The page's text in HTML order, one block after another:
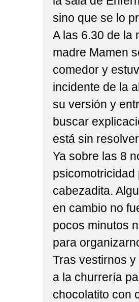
sino que se lo
A las 6.30 de la
madre Mamen
comedor y
incidente de la
su versión y
buscar
está sin
Ya sobre las 8
cabezadita.
en cambio no
pocos minutos
para
Tras vestirnos
a la churrería
chocolatito con